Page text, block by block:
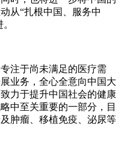
从“扎根中国、服务中
注于尚未满足的医疗需
业务，全心全意向中国大
力于提升中国社会的健康
中至关重要的一部分，目
肿瘤、移植免疫、泌尿等